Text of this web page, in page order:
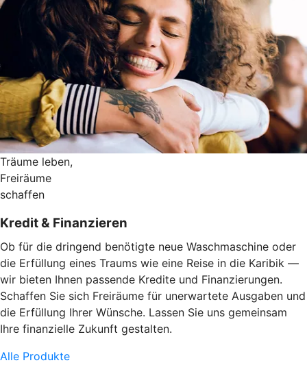
Träume leben,
Freiräume
schaffen
Kredit & Finanzieren
Ob für die dringend benötigte neue Waschmaschine oder
die Erfüllung eines Traums wie eine Reise in die Karibik —
wir bieten Ihnen passende Kredite und Finanzierungen.
Schaffen Sie sich Freiräume für unerwartete Ausgaben und
die Erfüllung Ihrer Wünsche. Lassen Sie uns gemeinsam
Ihre finanzielle Zukunft gestalten.
Alle Produkte